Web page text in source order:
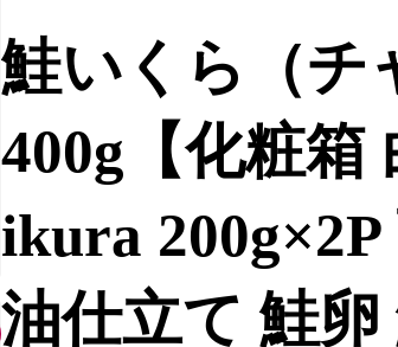
鮭いくら（チ
400g【化粧箱
ikura
油仕立て 鮭